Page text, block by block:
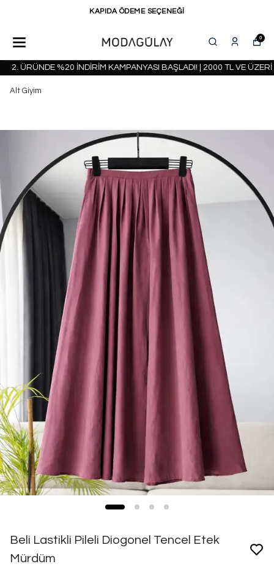
KAPIDA ÖDEME SEÇENEĞİ
0
2. ÜRÜNDE %20 İNDİRİM KAMPANYASI BAŞLADI! | 2000 TL VE ÜZERİ
Alt Giyim
Beli Lastikli Pileli Diogonel Tencel Etek
Mürdüm